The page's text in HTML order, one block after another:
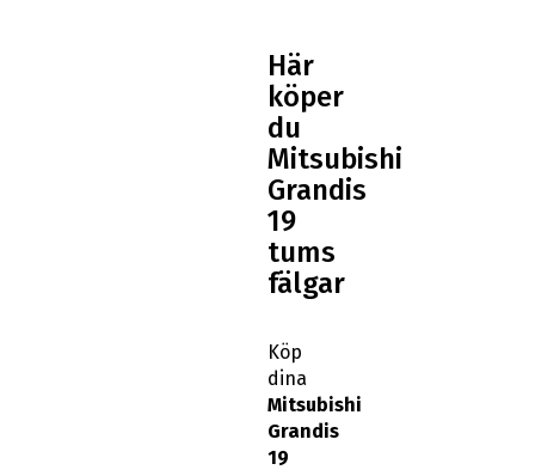
Här
köper
du
Mitsubishi
Grandis
19
tums
fälgar
Köp
dina
Mitsubishi
Grandis
19